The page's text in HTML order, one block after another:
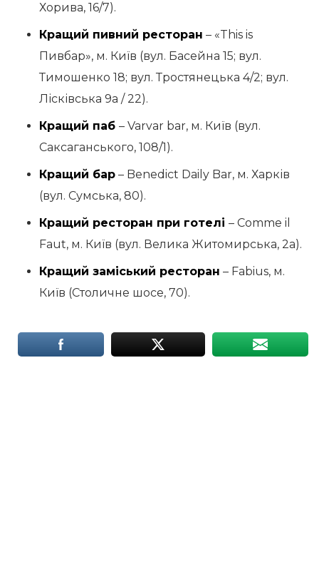
Хорива, 16/7).
Кращий пивний ресторан – «This is
Пивбар», м. Київ (вул. Басейна 15; вул.
Тимошенко 18; вул. Тростянецька 4/2; вул.
Лісківська 9а / 22).
Кращий паб – Varvar bar, м. Київ (вул.
Саксаганського, 108/1).
Кращий бар – Benedict Daily Bar, м. Харків
(вул. Сумська, 80).
Кращий ресторан при готелі – Comme il
Faut, м. Київ (вул. Велика Житомирська, 2а).
Кращий заміський ресторан – Fabius, м.
Київ (Столичне шосе, 70).